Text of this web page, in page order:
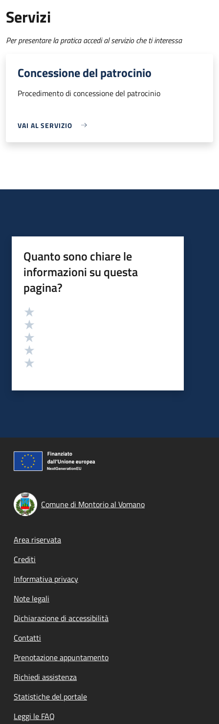
Servizi
Per presentare la pratica accedi al servizio che ti interessa
Concessione del patrocinio
Procedimento di concessione del patrocinio
VAI AL SERVIZIO
Quanto sono chiare le
informazioni su questa
pagina?
Valutazione
Comune di Montorio al Vomano
Footer menu
Area riservata
Crediti
Informativa privacy
Note legali
Dichiarazione di accessibilità
Contatti
Prenotazione appuntamento
Richiedi assistenza
Statistiche del portale
Leggi le FAQ